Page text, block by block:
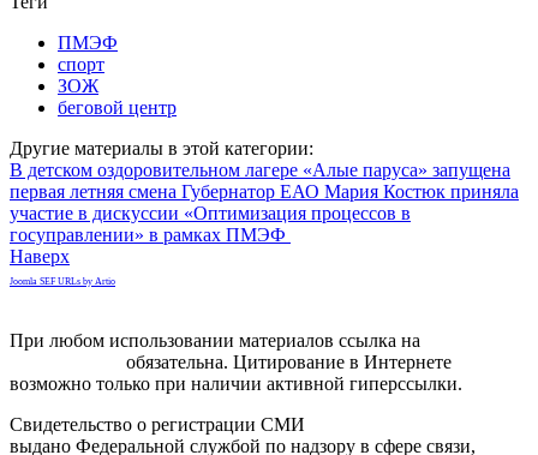
ПМЭФ
спорт
ЗОЖ
беговой центр
Другие материалы в этой категории:
В детском оздоровительном лагере «Алые паруса» запущена
первая летняя смена Губернатор ЕАО Мария Костюк приняла
участие в дискуссии «Оптимизация процессов в
госуправлении» в рамках ПМЭФ
Наверх
Joomla SEF URLs by Artio
При любом использовании материалов ссылка на
обязательна. Цитирование в Интернете
возможно только при наличии активной гиперссылки.
Свидетельство о регистрации СМИ
выдано Федеральной службой по надзору в сфере связи,